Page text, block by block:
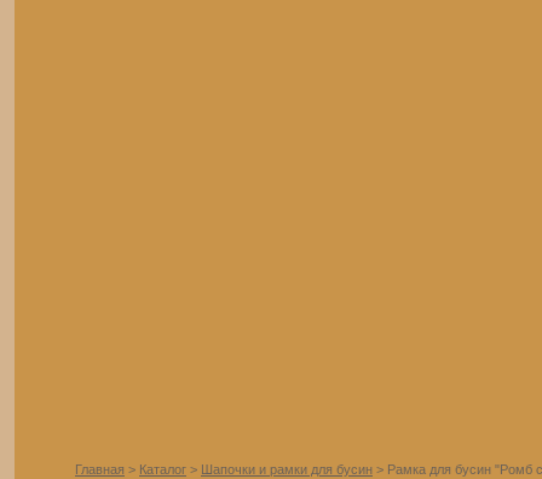
Главная > Каталог > Шапочки и рамки для бусин > Рамка для бусин "Ромб